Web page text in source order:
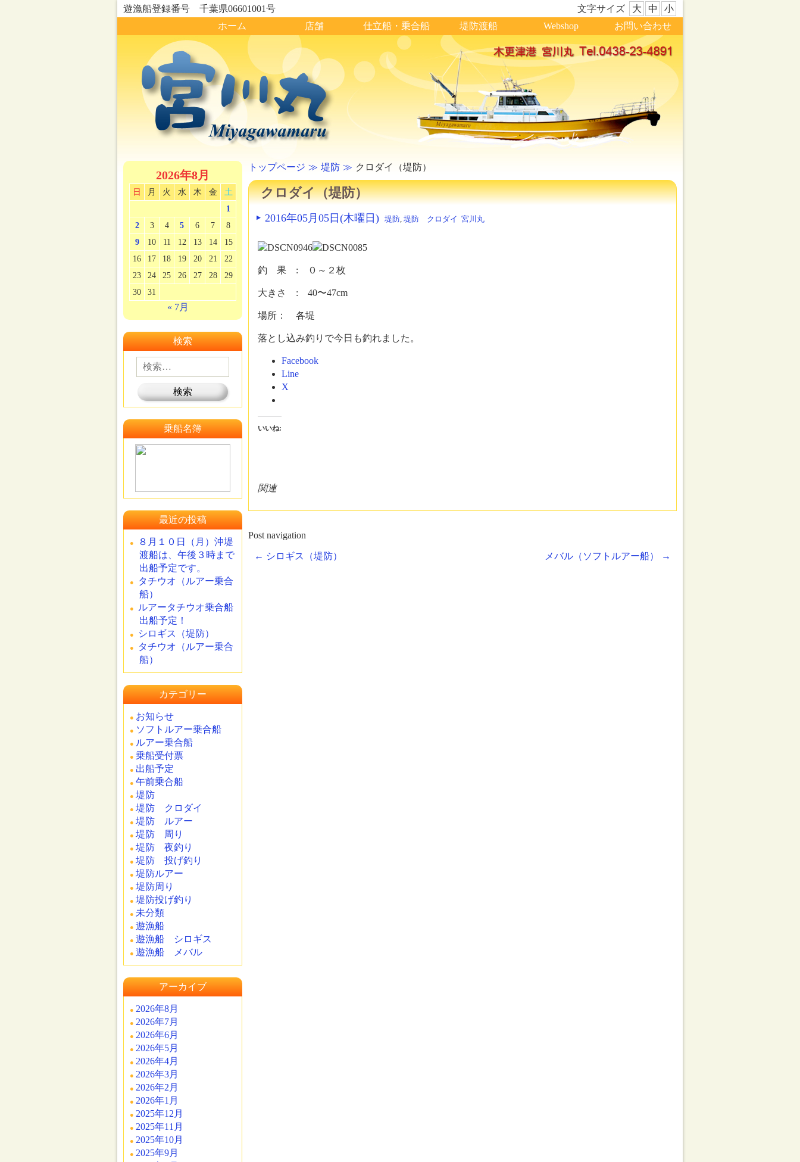
遊漁船登録番号 千葉県06601001号 文字サイズ 小
中
大
ホーム
店舗 仕立船・乗合船 堤防渡船 Webshop お問い合わせ
トップページ 堤防 クロダイ（堤防）
クロダイ（堤防）
2016年05月05日(木曜日) 堤防, 堤防 クロダイ 宮川丸
釣 果 : ０～２枚
大きさ : 40〜47cm
場所： 各堤
落とし込み釣りで今日も釣れました。
Facebook
Line
X
いいね:
関連
Post navigation
← シロギス（堤防） メバル（ソフトルアー船） →
2026年8月
日 月 火 水 木 金
土
1
2
3 4 5 6 7
8
9
10 11 12 13 14
15
16
17 18 19 20 21
22
23
24 25 26 27 28
29
30
31
« 7月
検索
乗船名簿
最近の投稿
８月１０日（月）沖堤
渡船は、午後３時まで
出船予定です。
タチウオ（ルアー乗合
船）
ルアータチウオ乗合船
出船予定！
シロギス（堤防）
タチウオ（ルアー乗合
船）
カテゴリー
お知らせ
ソフトルアー乗合船
ルアー乗合船
乗船受付票
出船予定
午前乗合船
堤防
堤防 クロダイ
堤防 ルアー
堤防 周り
堤防 夜釣り
堤防 投げ釣り
堤防ルアー
堤防周り
堤防投げ釣り
未分類
遊漁船
遊漁船 シロギス
遊漁船 メバル
アーカイブ
2026年8月
2026年7月
2026年6月
2026年5月
2026年4月
2026年3月
2026年2月
2026年1月
2025年12月
2025年11月
2025年10月
2025年9月